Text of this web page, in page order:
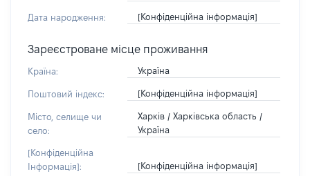
Дата народження: [Конфіденційна інформація]
Зареєстроване місце проживання
Країна: Україна
Поштовий індекс: [Конфіденційна інформація]
Місто, селище чи
село:
Харків / Харківська область /
Україна
[Конфіденційна
Інформація]:
[Конфіденційна інформація]